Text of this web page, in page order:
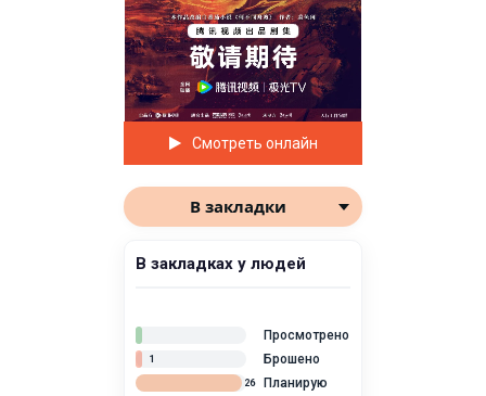
Смотреть онлайн
В закладки
В закладках у людей
Просмотрено
Брошено
1
Планирую
26